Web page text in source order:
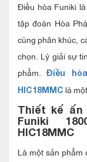
Điều hòa Funiki
tập đoàn Hòa
cùng phân khúc,
chọn. Lý giải sự
phẩm.Điều
HIC18MMC là
Thiết kế
Funiki
HIC18MMC
Là một sản phẩm